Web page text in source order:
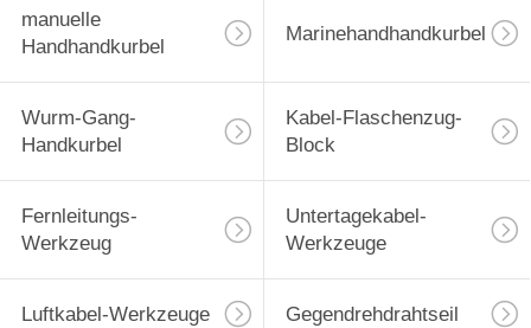
manuelle
Handhandkurbel
Marinehandhandkurbel
Wurm-Gang-
Handkurbel
Kabel-Flaschenzug-
Block
Fernleitungs-
Werkzeug
Untertagekabel-
Werkzeuge
Luftkabel-Werkzeuge Gegendrehdrahtseil